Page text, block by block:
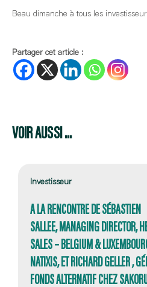
Beau dimanche à tous les
Partager cet article :
VOIR AUSSI ...
Investisseur
A LA RENCONTRE DE SÉBASTIEN
SALLEE, MANAGING DIRECTOR,
SALES – BELGIUM &
NATIXIS, ET RICHARD GELLER ,
FONDS ALTERNATIF CHEZ